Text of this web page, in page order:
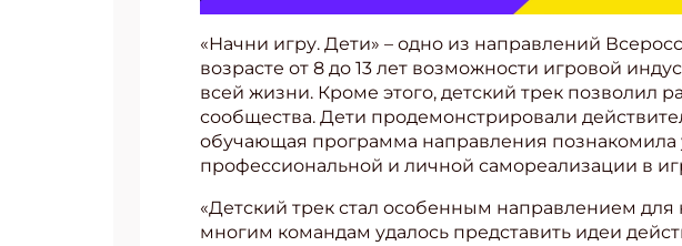
«Начни игру. Дети» – одно из направлений
возрасте от 8 до 13 лет возможности игровой
всей жизни. Кроме этого, детский трек позволил
сообщества. Дети продемонстрировали
обучающая программа направления познакомила
профессиональной и личной самореализации в
«Детский трек стал особенным направлением
многим командам удалось представить идеи